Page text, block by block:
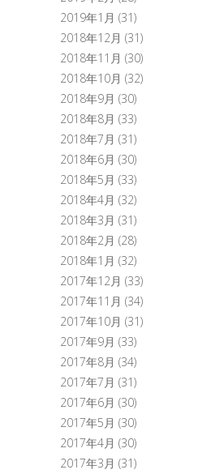
2019年1月 (31)
2018年12月 (31)
2018年11月 (30)
2018年10月 (32)
2018年9月 (30)
2018年8月 (33)
2018年7月 (31)
2018年6月 (30)
2018年5月 (33)
2018年4月 (32)
2018年3月 (31)
2018年2月 (28)
2018年1月 (32)
2017年12月 (33)
2017年11月 (34)
2017年10月 (31)
2017年9月 (33)
2017年8月 (34)
2017年7月 (31)
2017年6月 (30)
2017年5月 (30)
2017年4月 (30)
2017年3月 (31)